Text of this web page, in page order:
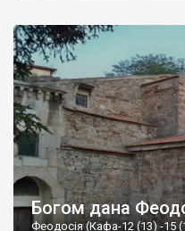
Богом дана
Феодосія (Кафа-12 (13) -15